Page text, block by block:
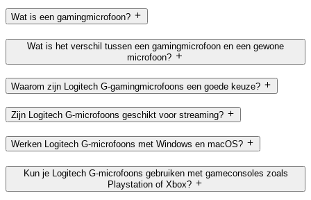
Wat is een gamingmicrofoon?
Wat is het verschil tussen een gamingmicrofoon en een gewone
microfoon?
Waarom zijn Logitech G-gamingmicrofoons een goede keuze?
Zijn Logitech G-microfoons geschikt voor streaming?
Werken Logitech G-microfoons met Windows en macOS?
Kun je Logitech G-microfoons gebruiken met gameconsoles zoals
Playstation of Xbox?